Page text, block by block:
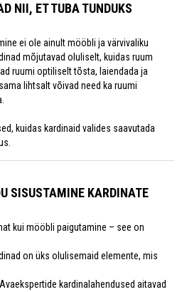
NII, ET TUBA TUNDUKS
ei ole ainult mööbli ja värvivaliku
mõjutavad oluliselt, kuidas ruum
ruumi optiliselt tõsta, laiendada ja
lihtsalt võivad need ka ruumi
kuidas kardinaid valides saavutada
SISUSTAMINE KARDINATE
kui mööbli paigutamine – see on
on üks olulisemaid elemente, mis
kardinalahendused aitavad